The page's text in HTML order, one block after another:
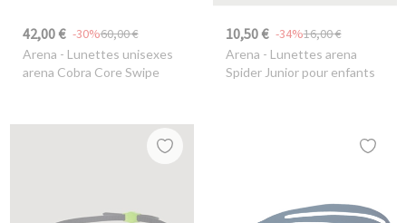
42,00 € 60,00 €
-30%
Arena - Lunettes unisexes
arena Cobra Core Swipe
10,50 € 16,00 €
-34%
Arena - Lunettes arena
Spider Junior pour enfants